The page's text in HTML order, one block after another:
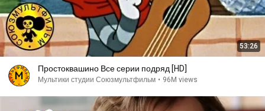
53:26
Простоквашино Все серии подряд [HD]
Мультики студии Союзмультфильм • 96M views